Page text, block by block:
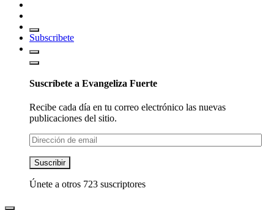
Subscribete
Suscríbete a Evangeliza Fuerte
Recibe cada día en tu correo electrónico las nuevas
publicaciones del sitio.
Dirección
de
email
Suscribir
Únete a otros 723 suscriptores